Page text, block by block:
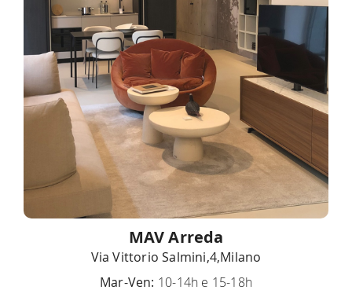
MAV Arreda
Via Vittorio Salmini,4,Milano
Mar-Ven: 10-14h e 15-18h